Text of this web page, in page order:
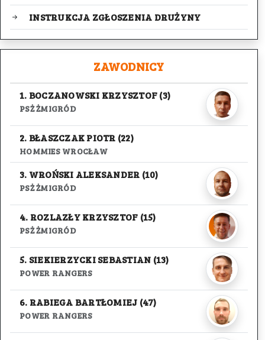
INSTRUKCJA ZGŁOSZENIA DRUŻYNY
ZAWODNICY
1. BOCZANOWSKI KRZYSZTOF (3)
PSŻ ŻMIGRÓD
2. BŁASZCZAK PIOTR (22)
HOMMIES WROCŁAW
3. WROŃSKI ALEKSANDER (10)
PSŻ ŻMIGRÓD
4. ROZLAZŁY KRZYSZTOF (15)
PSŻ ŻMIGRÓD
5. SIEKIERZYCKI SEBASTIAN (13)
POWER RANGERS
6. RABIEGA BARTŁOMIEJ (47)
POWER RANGERS